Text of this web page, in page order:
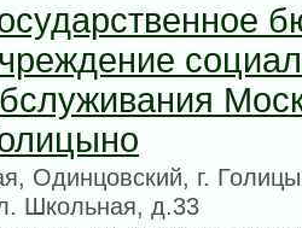
Одинцовский, г.
Школьная, д.33